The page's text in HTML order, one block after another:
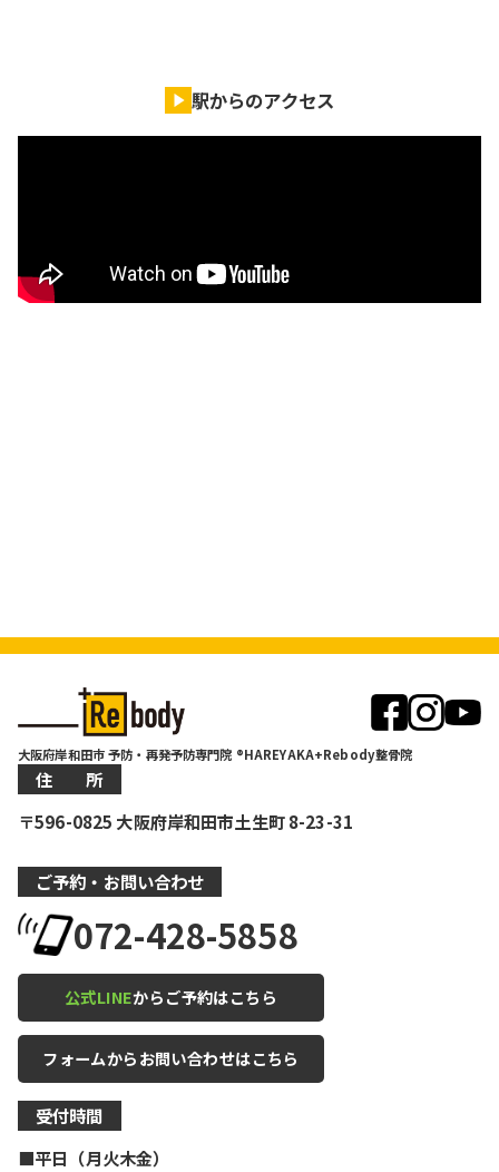
駅からのアクセス
大阪府岸和田市 予防・再発予防専門院 ®HAREYAKA+Rebody整骨院
住 所
〒596-0825 大阪府岸和田市土生町 8-23-31
ご予約・お問い合わせ
072-428-5858
公式LINEからご予約はこちら
フォームからお問い合わせはこちら
受付時間
■平日（月火木金）